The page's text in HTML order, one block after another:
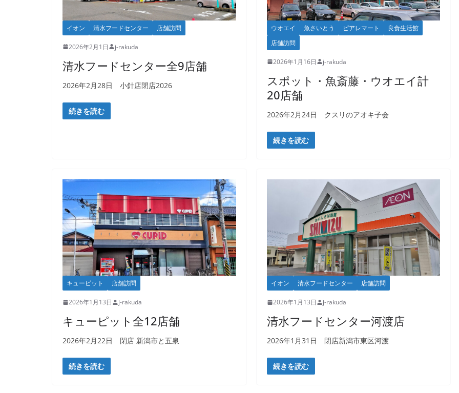
イオン 清水フードセンター 店舗訪問
2026年2月1日 j-rakuda
清水フードセンター全9店舗
2026年2月28日 小針店閉店2026
続きを読む
ウオエイ 魚さいとう ピアレマート
良食生活館
店舗訪問
2026年1月16日 j-rakuda
スポット・魚斎藤・ウオエイ計
20店舗
2026年2月24日 クスリのアオキ子会
続きを読む
キューピット 店舗訪問
2026年1月13日 j-rakuda
キューピット全12店舗
2026年2月22日 閉店 新潟市と五泉
続きを読む
イオン 清水フードセンター 店舗訪問
2026年1月13日 j-rakuda
清水フードセンター河渡店
2026年1月31日 閉店新潟市東区河渡
続きを読む